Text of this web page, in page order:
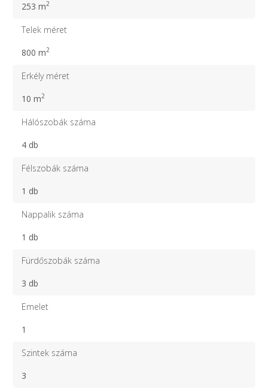
253 m2
Telek méret
800 m2
Erkély méret
10 m2
Hálószobák száma
4 db
Félszobák száma
1 db
Nappalik száma
1 db
Fürdőszobák száma
3 db
Emelet
1
Szintek száma
3